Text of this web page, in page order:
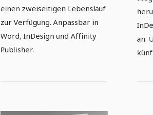
einen zweiseitigen Lebenslauf
zur Verfügung. Anpassbar in
Word, InDesign und Affinity
Publisher.
an.